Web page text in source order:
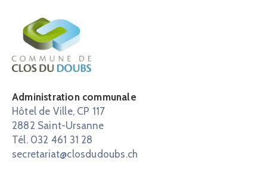
Administration communale
Hôtel de Ville, CP 117
2882 Saint-Ursanne
Tél. 032 461 31 28
secretariat@closdudoubs.ch